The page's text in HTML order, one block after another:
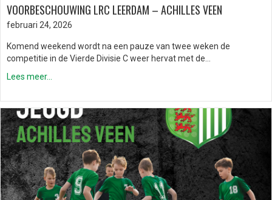
VOORBESCHOUWING LRC LEERDAM – ACHILLES VEEN
februari 24, 2026
Komend weekend wordt na een pauze van twee weken de
competitie in de Vierde Divisie C weer hervat met de…
Lees meer...